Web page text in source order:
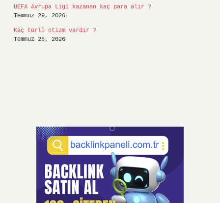
UEFA Avrupa Ligi kazanan kaç para alır ?
Temmuz 29, 2026
Kaç türlü otizm vardır ?
Temmuz 25, 2026